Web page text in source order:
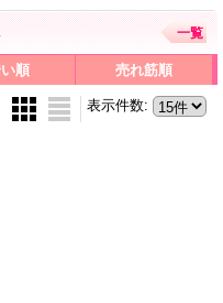
一覧
順 売れ筋順
表示件数: